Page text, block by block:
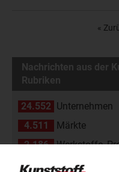
«
Nachrichten aus der
Rubriken
24.552 Unternehmen
4.511
Märkte
2.186
Werkstoffe,
108
Management